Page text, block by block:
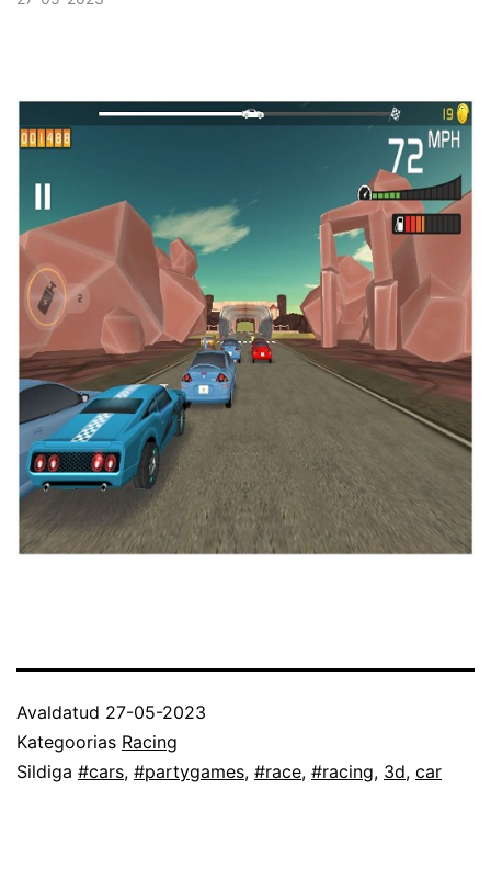
Avaldatud 27-05-2023
Kategoorias Racing
Sildiga #cars, #partygames, #race, #racing, 3d, car